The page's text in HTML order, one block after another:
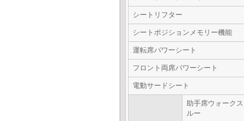
シートリフター
シートポジションメモリー機能
運転席パワーシート
フロント両席パワーシート
電動サードシート
助手席ウォークス
ルー